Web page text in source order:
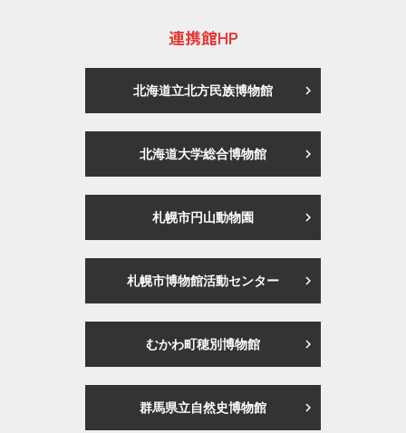
連携館HP
北海道立北方民族博物館
北海道大学総合博物館
札幌市円山動物園
札幌市博物館活動センター
むかわ町穂別博物館
群馬県立自然史博物館